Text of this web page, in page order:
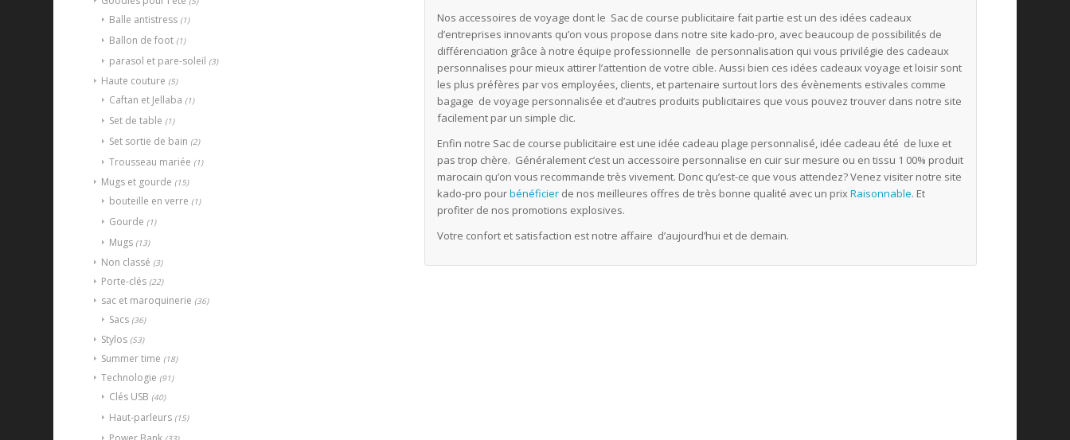
Balle antistress (1)
Ballon de foot (1)
parasol et pare-soleil (3)
Haute couture (5)
Caftan et Jellaba (1)
Set de table (1)
Set sortie de bain (2)
Trousseau mariée (1)
Mugs et gourde (15)
bouteille en verre (1)
Gourde (1)
Mugs (13)
Non classé (3)
Porte-clés (22)
sac et maroquinerie (36)
Sacs (36)
Stylos (53)
Summer time (18)
Technologie (91)
Clés USB (40)
Haut-parleurs (15)
Nos accessoires de voyage dont le Sac de course publicitaire fait partie est un des idées cadeaux
d’entreprises innovants qu’on vous propose dans notre site kado-pro, avec beaucoup de possibilités de
différenciation grâce à notre équipe professionnelle de personnalisation qui vous privilégie des cadeaux
personnalises pour mieux attirer l’attention de votre cible. Aussi bien ces idées cadeaux voyage et loisir sont
les plus préfères par vos employées, clients, et partenaire surtout lors des évènements estivales comme
bagage de voyage personnalisée et d’autres produits publicitaires que vous pouvez trouver dans notre site
facilement par un simple clic.
Enfin notre Sac de course publicitaire est une idée cadeau plage personnalisé, idée cadeau été de luxe et
pas trop chère. Généralement c’est un accessoire personnalise en cuir sur mesure ou en tissu 1 00% produit
marocain qu’on vous recommande très vivement. Donc qu’est-ce que vous attendez? Venez visiter notre site
kado-pro pourbénéficier de nos meilleures offres de très bonne qualité avec un prixRaisonnable. Et
profiter de nos promotions explosives.
Votre confort et satisfaction est notre affaire d’aujourd’hui et de demain.